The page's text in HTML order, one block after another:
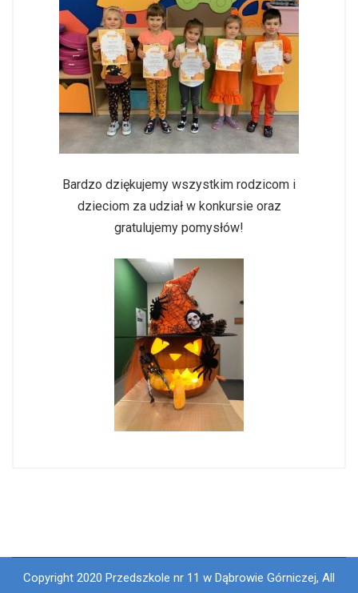
Bardzo dziękujemy wszystkim rodzicom i
dzieciom za udział w konkursie oraz
gratulujemy pomysłów!
Copyright 2020 Przedszkole nr 11 w Dąbrowie Górniczej, All